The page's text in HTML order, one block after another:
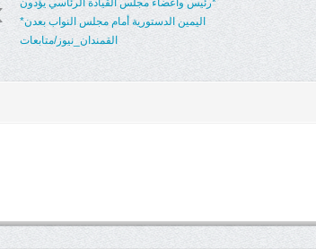
*رئيس وأعضاء مجلس القيادة الرئاسي يؤدون
اليمين الدستورية أمام مجلس النواب بعدن*
القمندان_نيوز/متابعات